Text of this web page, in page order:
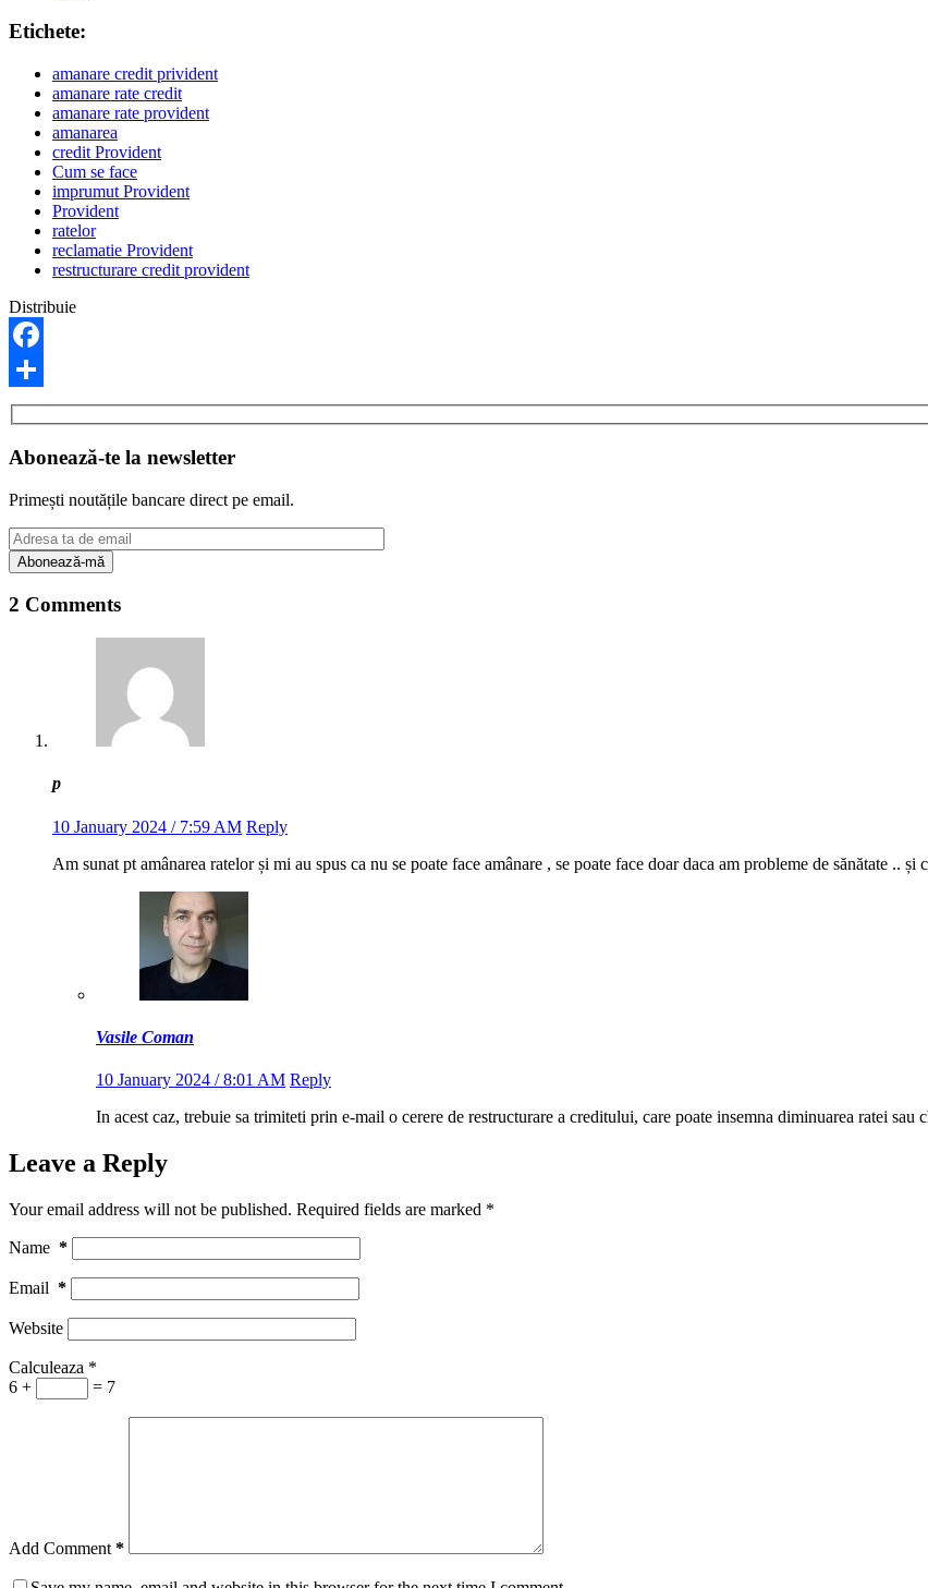
Etichete:
amanare credit privident
amanare rate credit
amanare rate provident
amanarea
credit Provident
Cum se face
imprumut Provident
Provident
ratelor
reclamatie Provident
restructurare credit provident
Distribuie
Facebook
Share
Abonează-te la newsletter
Primești noutățile bancare direct pe email.
2 Comments
p
10 January 2024 / 7:59 AM Reply
Am sunat pt amânarea ratelor și mi au spus ca nu se poate face amânare , se poate face doar daca am probleme de sănătate .. și
Vasile Coman
10 January 2024 / 8:01 AM Reply
In acest caz, trebuie sa trimiteti prin e-mail o cerere de restructurare a creditului, care poate insemna diminuarea ratei sau
Leave a Reply
Your email address will not be published. Required fields are marked *
Name *
Email *
Website
Calculeaza *
6 +
= 7
Add Comment *